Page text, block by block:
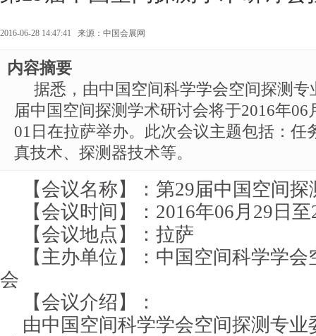
2016-06-28 14:47:41 来源： 中国会展网
内容摘要
据悉，由中国空间科学学会空间探测专
届中国空间探测学术研讨会将于2016年06
01日在拉萨举办。此次会议主题包括：任
真技术、探测器技术等。
【会议名称】：第29届中国空间
【会议时间】：2016年06月29日
【会议地点】：拉萨
【主办单位】：中国空间科学学
会
【会议介绍】：
由中国空间科学学会空间探测专